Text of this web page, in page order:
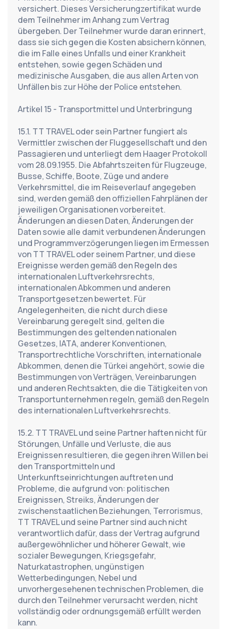
versichert. Dieses Versicherungzertifikat wurde
dem Teilnehmer im Anhang zum Vertrag
übergeben. Der Teilnehmer wurde daran erinnert,
dass sie sich gegen die Kosten absichern können,
die im Falle eines Unfalls und einer Krankheit
entstehen, sowie gegen Schäden und
medizinische Ausgaben, die aus allen Arten von
Unfällen bis zur Höhe der Police entstehen.
Artikel 15 - Transportmittel und Unterbringung
15.1. TT TRAVEL oder sein Partner fungiert als
Vermittler zwischen der Fluggesellschaft und den
Passagieren und unterliegt dem Haager Protokoll
vom 28.09.1955. Die Abfahrtszeiten für Flugzeuge,
Busse, Schiffe, Boote, Züge und andere
Verkehrsmittel, die im Reiseverlauf angegeben
sind, werden gemäß den offiziellen Fahrplänen der
jeweiligen Organisationen vorbereitet.
Änderungen an diesen Daten, Änderungen der
Daten sowie alle damit verbundenen Änderungen
und Programmverzögerungen liegen im Ermessen
von TT TRAVEL oder seinem Partner, und diese
Ereignisse werden gemäß den Regeln des
internationalen Luftverkehrsrechts,
internationalen Abkommen und anderen
Transportgesetzen bewertet. Für
Angelegenheiten, die nicht durch diese
Vereinbarung geregelt sind, gelten die
Bestimmungen des geltenden nationalen
Gesetzes, IATA, anderer Konventionen,
Transportrechtliche Vorschriften, internationale
Abkommen, denen die Türkei angehört, sowie die
Bestimmungen von Verträgen, Vereinbarungen
und anderen Rechtsakten, die die Tätigkeiten von
Transportunternehmen regeln, gemäß den Regeln
des internationalen Luftverkehrsrechts.
15.2. TT TRAVEL und seine Partner haften nicht für
Störungen, Unfälle und Verluste, die aus
Ereignissen resultieren, die gegen ihren Willen bei
den Transportmitteln und
Unterkunftseinrichtungen auftreten und
Probleme, die aufgrund von: politischen
Ereignissen, Streiks, Änderungen der
zwischenstaatlichen Beziehungen, Terrorismus,
TT TRAVEL und seine Partner sind auch nicht
verantwortlich dafür, dass der Vertrag aufgrund
außergewöhnlicher und höherer Gewalt, wie
sozialer Bewegungen, Kriegsgefahr,
Naturkatastrophen, ungünstigen
Wetterbedingungen, Nebel und
unvorhergesehenen technischen Problemen, die
durch den Teilnehmer verursacht werden, nicht
vollständig oder ordnungsgemäß erfüllt werden
kann.